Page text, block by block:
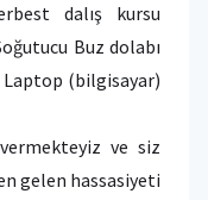
dalış kursu
Buz dolabı
Laptop (bilgisayar)
ve siz
gelen hassasiyeti